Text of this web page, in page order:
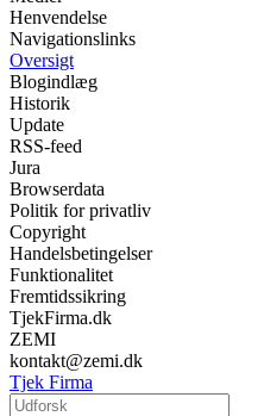
Henvendelse
Navigationslinks
Oversigt
Blogindlæg
Historik
Update
RSS-feed
Jura
Browserdata
Politik for privatliv
Copyright
Handelsbetingelser
Funktionalitet
Fremtidssikring
TjekFirma.dk
ZEMI
kontakt@zemi.dk
Tjek Firma